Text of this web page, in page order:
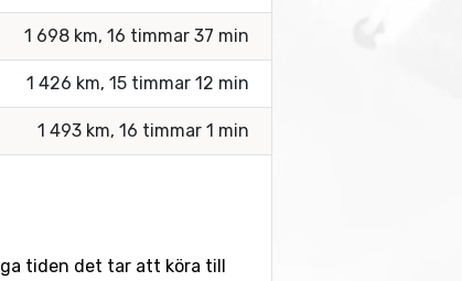
1 698 km, 16 timmar 37 min
1 426 km, 15 timmar 12 min
1 493 km, 16 timmar 1 min
tiden det tar att köra till